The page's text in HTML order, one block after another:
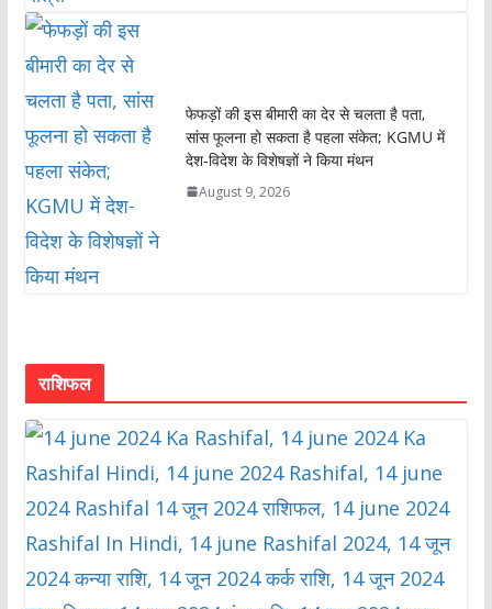
फेफड़ों की इस बीमारी का देर से चलता है पता,
सांस फूलना हो सकता है पहला संकेत; KGMU में
देश-विदेश के विशेषज्ञों ने किया मंथन
August 9, 2026
राशिफल